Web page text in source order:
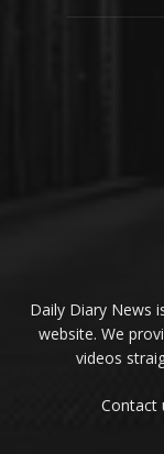
Daily Diary News
website. We
videos
Contact